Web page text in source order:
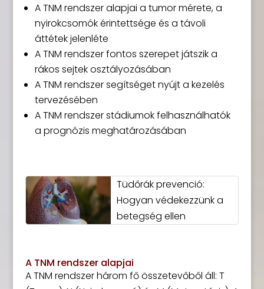
A TNM rendszer alapjai a tumor mérete, a
nyirokcsomók érintettsége és a távoli
áttétek jelenléte
A TNM rendszer fontos szerepet játszik a
rákos sejtek osztályozásában
A TNM rendszer segítséget nyújt a kezelés
tervezésében
A TNM rendszer stádiumok felhasználhatók
a prognózis meghatározásában
Tüdőrák prevenció:
Hogyan védekezzünk a
betegség ellen
A TNM rendszer alapjai
A TNM rendszer három fő összetevőből áll: T